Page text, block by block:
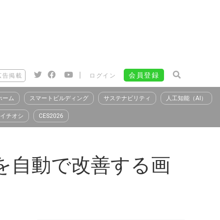
告掲載 | ログイン 会員登録
ーム スマートビルディング サステナビリティ 人工知能（AI）
イチオシ CES2026
自動で改善する画